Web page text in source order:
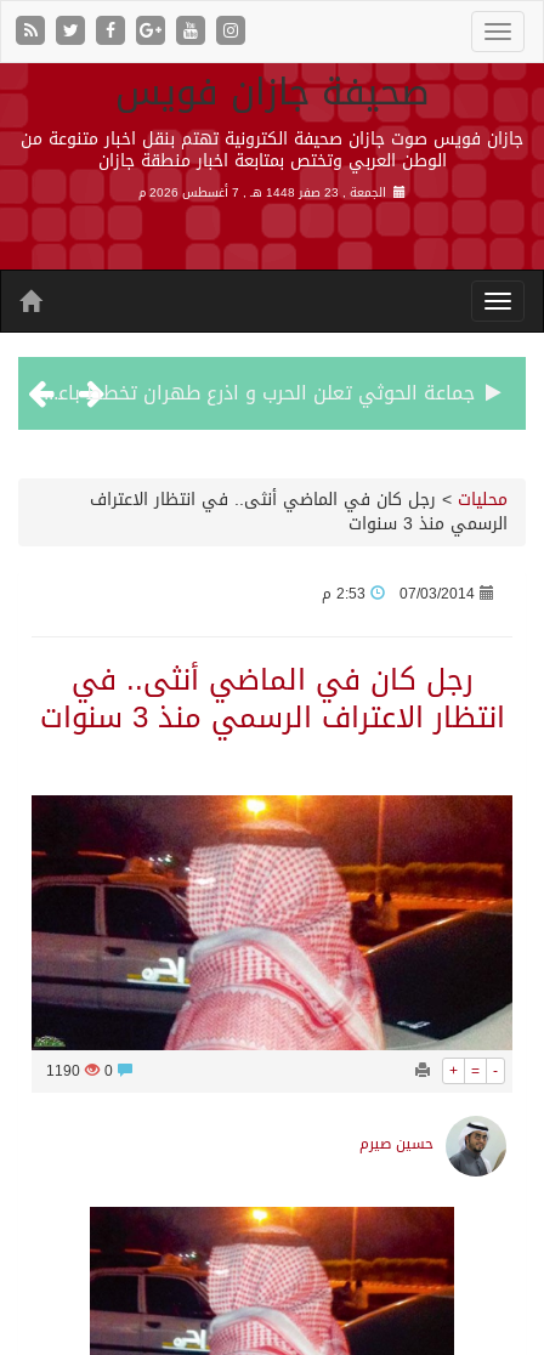
صحيفة جازان فويس
جازان فويس صوت جازان صحيفة الكترونية تهتم بنقل اخبار متنوعة من
الوطن العربي وتختص بمتابعة اخبار منطقة جازان
الجمعة , 23 صفر 1448 هـ , 7 أغسطس 2026 م
جماعة الحوثي تعلن الحرب و اذرع طهران تخطط باعمال ارهابية واسعة تطال دول الشرق الاوسط
مصدر سعودي مسؤول: تنسيق بين الميليشيات الحوثية والعراقية وإيران للإعداد لاعتداءات تستهدف المملكة
حالة الطقس المتوقعة اليوم في المملكة
إجتماع المكتب التعريفي للمتقاعدين بالصوارمة-مركز الحكامية
محليات > رجل كان في الماضي أنثى.. في انتظار الاعتراف
الرسمي منذ 3 سنوات
07/03/2014
رجل كان في الماضي أنثى.. في
انتظار الاعتراف الرسمي منذ 3 سنوات
+ = -
1190
حسين صيرم